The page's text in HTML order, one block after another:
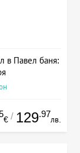
в Павел баня:
€ / 129.97
лв.